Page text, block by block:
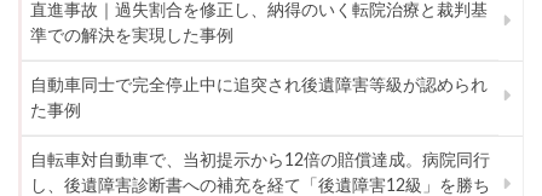
直進事故｜過失割合を修正し、納得のいく転院治療と裁判基
準での解決を実現した事例
自動車同士で完全停止中に追突され後遺障害等級が認められ
た事例
自転車対自動車で、当初提示から12倍の賠償達成。病院同行
し、後遺障害診断書への補充を経て「後遺障害12級」を勝ち